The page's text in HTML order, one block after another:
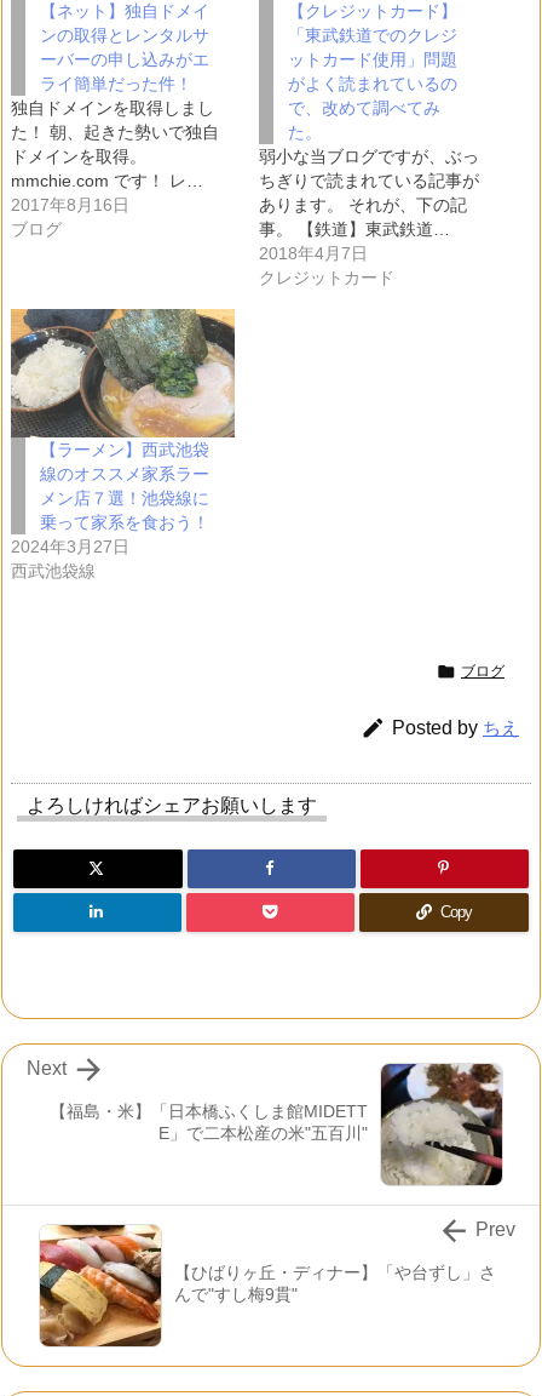
【ネット】独自ドメイ
ンの取得とレンタルサ
ーバーの申し込みがエ
ライ簡単だった件！
独自ドメインを取得しまし
た！ 朝、起きた勢いで独自
ドメインを取得。
mmchie.com です！ レ…
2017年8月16日
ブログ
【クレジットカード】
「東武鉄道でのクレジ
ットカード使用」問題
がよく読まれているの
で、改めて調べてみ
た。
弱小な当ブログですが、ぶっ
ちぎりで読まれている記事が
あります。 それが、下の記
事。 【鉄道】東武鉄道…
2018年4月7日
クレジットカード
【ラーメン】西武池袋
線のオススメ家系ラー
メン店７選！池袋線に
乗って家系を食おう！
2024年3月27日
西武池袋線
 ブログ
 Posted by ちえ
よろしければシェアお願いします
Copy
【福島・米】「日本橋ふくしま館MIDETT
E」で二本松産の米"五百川"

Next
【ひばりヶ丘・ディナー】「や台ずし」さ
んで"すし梅9貫"
 Prev